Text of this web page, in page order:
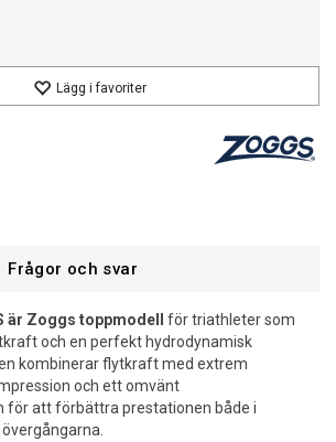
Lägg i favoriter
Frågor och svar
är Zoggs toppmodell för triathleter som
och en perfekt hydrodynamisk
kombinerar flytkraft med extrem
och ett omvänt
för att förbättra prestationen både i